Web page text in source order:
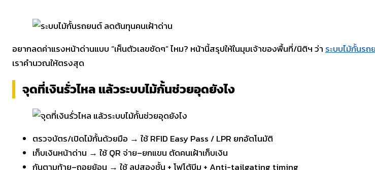
อยากลดค่าแรงหน้าด่านแบบ “เห็นตัวเลขชัดๆ” ไหม? หน้านี้สรุปให้ในมุมเจ้าของพื้นที่/นิติฯ ว่า ระบบไม้กั้นร
เราคำนวณให้ตรงสุด
จุดที่เงินรั่วไหล แล้วระบบไม้กั้นช่วยอุดยังไง
ตรวจบัตร/เปิดไม้กั้นด้วยมือ → ใช้ RFID Easy Pass / LPR ยกอัตโนมัติ
เก็บเงินหน้าด่าน → ใช้ QR จ่าย–ยกแขน ตัดคนเฝ้าเก็บเงิน
กันตามท้าย–ถอยย้อน → ใช้ ลูปสองชั้น + โฟโต้บีม + Anti-tailgating timing